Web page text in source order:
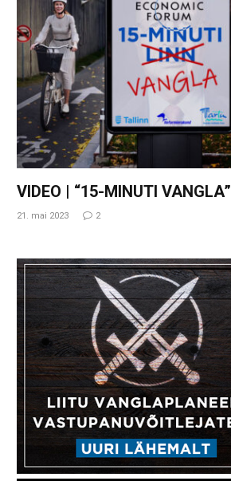
VIDEO | “15-MINUTI VANGLA”
21. mai 2023 2